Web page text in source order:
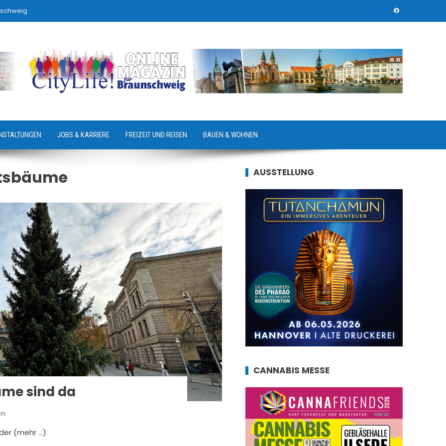
JOBS & KARRIERE FREIZEIT UND REISEN BAUEN & WOHNEN
sind da
(mehr …)
AUSSTELLUNG
CANNABIS MESSE